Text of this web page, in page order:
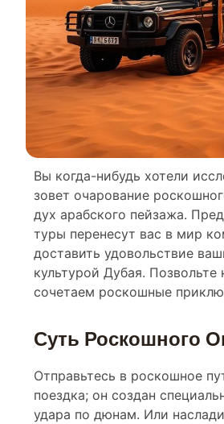
Вы когда-нибудь хотели
зовет очарование
дух арабского пейзажа.
туры перенесут вас в мир
доставить удовольствие
культурой Дубая.
сочетаем роскошные
Суть Роскошного
Отправьтесь в роскошное
поездка; он создан
удара по дюнам. Или